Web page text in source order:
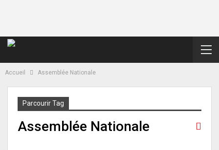
Accueil Assemblée Nationale
Parcourir Tag
Assemblée Nationale